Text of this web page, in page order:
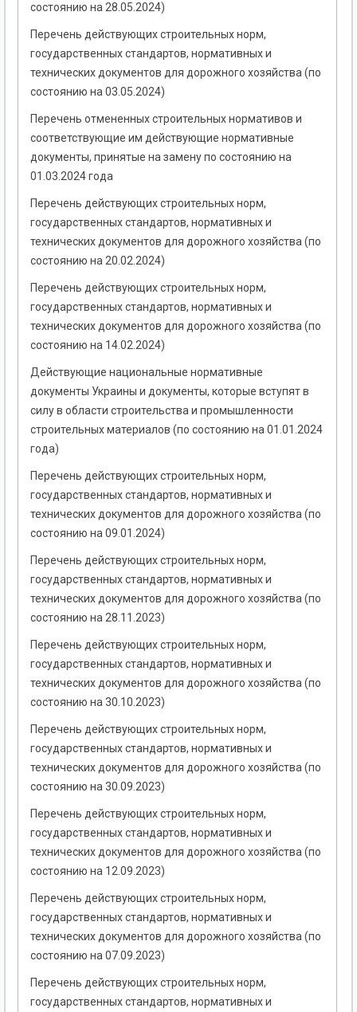
состоянию на 28.05.2024)
Перечень действующих строительных норм,
государственных стандартов, нормативных и
технических документов для дорожного хозяйства (по
состоянию на 03.05.2024)
Перечень отмененных строительных нормативов и
соответствующие им действующие нормативные
документы, принятые на замену по состоянию на
01.03.2024 года
Перечень действующих строительных норм,
государственных стандартов, нормативных и
технических документов для дорожного хозяйства (по
состоянию на 20.02.2024)
Перечень действующих строительных норм,
государственных стандартов, нормативных и
технических документов для дорожного хозяйства (по
состоянию на 14.02.2024)
Действующие национальные нормативные
документы Украины и документы, которые вступят в
силу в области строительства и промышленности
строительных материалов (по состоянию на 01.01.2024
года)
Перечень действующих строительных норм,
государственных стандартов, нормативных и
технических документов для дорожного хозяйства (по
состоянию на 09.01.2024)
Перечень действующих строительных норм,
государственных стандартов, нормативных и
технических документов для дорожного хозяйства (по
состоянию на 28.11.2023)
Перечень действующих строительных норм,
государственных стандартов, нормативных и
технических документов для дорожного хозяйства (по
состоянию на 30.10.2023)
Перечень действующих строительных норм,
государственных стандартов, нормативных и
технических документов для дорожного хозяйства (по
состоянию на 30.09.2023)
Перечень действующих строительных норм,
государственных стандартов, нормативных и
технических документов для дорожного хозяйства (по
состоянию на 12.09.2023)
Перечень действующих строительных норм,
государственных стандартов, нормативных и
технических документов для дорожного хозяйства (по
состоянию на 07.09.2023)
Перечень действующих строительных норм,
государственных стандартов, нормативных и